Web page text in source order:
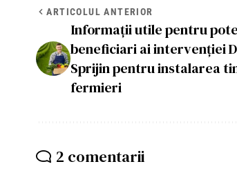
ARTICOLUL ANTERIOR
Informații utile pentru
beneficiari ai intervenției
Sprijin pentru instalarea
fermieri
2 comentarii